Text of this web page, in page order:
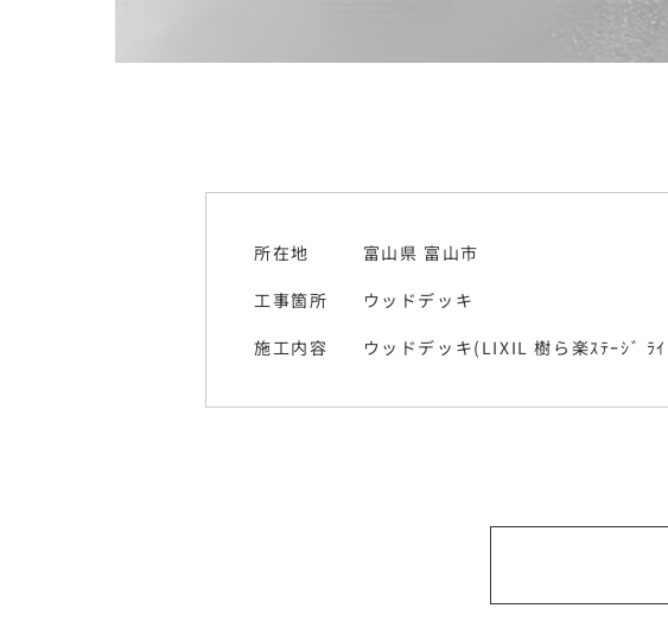
所在地
富山県 富山市
工事箇所
ウッドデッキ
施工内容
ウッドデッキ(LIXIL 樹ら楽ｽﾃｰｼﾞ ﾗ